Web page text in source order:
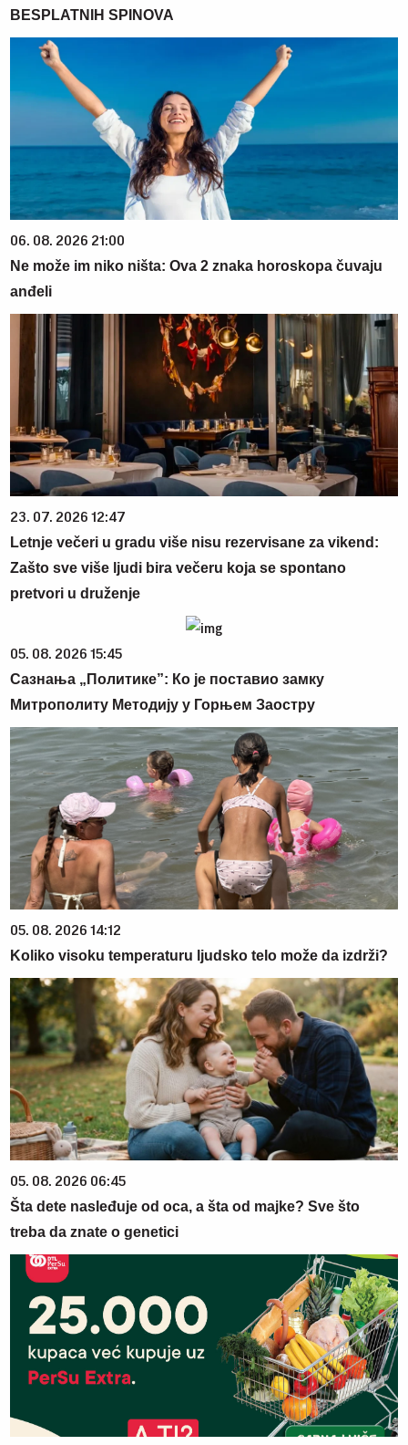
BESPLATNIH SPINOVA
06. 08. 2026 21:00
Ne može im niko ništa: Ova 2 znaka horoskopa čuvaju
anđeli
23. 07. 2026 12:47
Letnje večeri u gradu više nisu rezervisane za vikend:
Zašto sve više ljudi bira večeru koja se spontano
pretvori u druženje
05. 08. 2026 15:45
Сазнања „Политике”: Ко је поставио замку
Митрополиту Методију у Горњем Заостру
05. 08. 2026 14:12
Koliko visoku temperaturu ljudsko telo može da izdrži?
05. 08. 2026 06:45
Šta dete nasleđuje od oca, a šta od majke? Sve što
treba da znate o genetici